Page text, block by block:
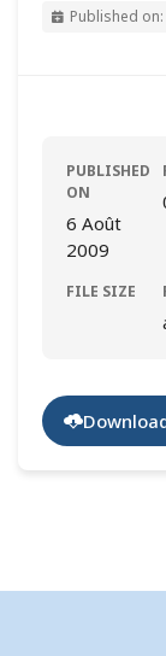
Published
PUBLISHED
ON
6 Août
2009
FILE SIZE